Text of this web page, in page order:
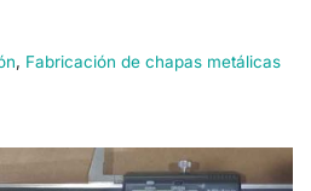
, Fabricación de chapas metálicas